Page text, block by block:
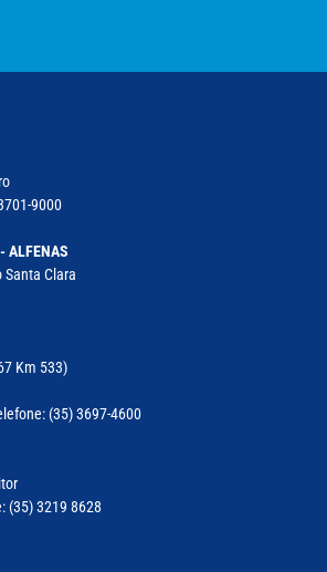
9000
ALFENAS
Santa Clara
Km 533)
(35) 3697-4600
(35) 3219 8628